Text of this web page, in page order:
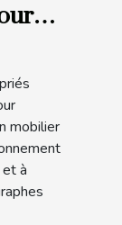
mobilier
à